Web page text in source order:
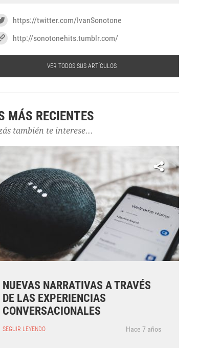
https://twitter.com/IvanSonotone
http://sonotonehits.tumblr.com/
VER TODOS SUS ARTÍCULOS
MÁS RECIENTES
también te interese...
NUEVAS NARRATIVAS A TRAVÉS
DE LAS EXPERIENCIAS
CONVERSACIONALES
SEGUIR LEYENDO Hace 7 años